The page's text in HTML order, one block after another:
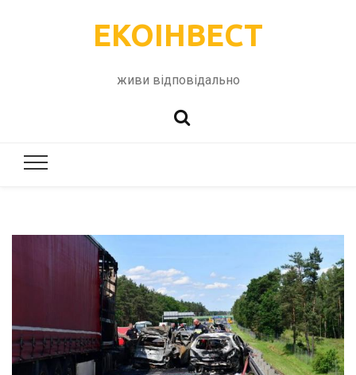
ЕКОІНВЕСТ
живи відповідально